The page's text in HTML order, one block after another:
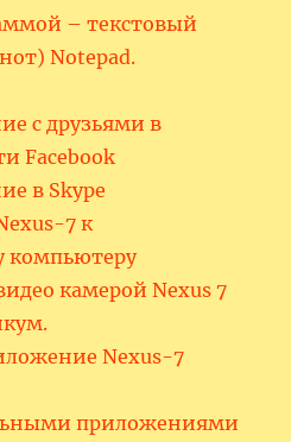
– текстовый
Notepad.
с друзьями в
Facebook
в Skype
7 к
компьютеру
камерой Nexus 7
Nexus-7
приложениями